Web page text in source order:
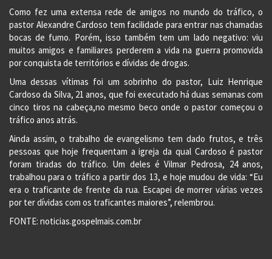
Como fez uma extensa rede de amigos no mundo do tráfico, o
pastor Alexandre Cardoso tem facilidade para entrar nas chamadas
bocas de fumo. Porém, isso também tem um lado negativo: viu
muitos amigos e familiares perderem a vida na guerra promovida
por conquista de territórios e dívidas de drogas.
Uma dessas vítimas foi um sobrinho do pastor, Luiz Henrique
Cardoso da Silva, 21 anos, que foi executado há duas semanas com
cinco tiros na cabeça,no mesmo beco onde o pastor começou o
tráfico anos atrás.
Ainda assim, o trabalho de evangelismo tem dado frutos, e três
pessoas que hoje frequentam a igreja da qual Cardoso é pastor
foram tiradas do tráfico. Um deles é Vilmar Pedrosa, 24 anos,
trabalhou para o tráfico a partir dos 13, e hoje mudou de vida: “Eu
era o traficante de frente da rua. Escapei de morrer várias vezes
por ter dívidas com os traficantes maiores”, relembrou.
FONTE: noticias.gospelmais.com.br